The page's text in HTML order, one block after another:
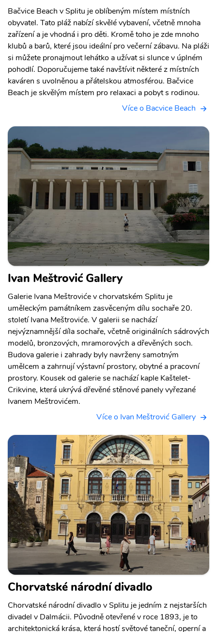
Bačvice Beach v Splitu je oblíbeným místem místních
obyvatel. Tato pláž nabízí skvělé vybavení, včetně mnoha
zařízení a je vhodná i pro děti. Kromě toho je zde mnoho
klubů a barů, které jsou ideální pro večerní zábavu. Na pláži
si můžete pronajmout lehátko a užívat si slunce v úplném
pohodlí. Doporučujeme také navštívit některé z místních
kaváren s uvolněnou a přátelskou atmosférou. Bačvice
Beach je skvělým místem pro relaxaci a pobyt s rodinou.
Více o Bacvice Beach
Ivan Meštrović Gallery
Galerie Ivana Meštroviće v chorvatském Splitu je
uměleckým památníkem zasvěceným dílu sochaře 20.
století Ivana Meštroviće. V galerii se nachází
nejvýznamnější díla sochaře, včetně originálních sádrových
modelů, bronzových, mramorových a dřevěných soch.
Budova galerie i zahrady byly navrženy samotným
umělcem a zahrnují výstavní prostory, obytné a pracovní
prostory. Kousek od galerie se nachází kaple Kaštelet-
Crikvine, která ukrývá dřevěné stěnové panely vyřezané
Ivanem Meštrovićem.
Více o Ivan Meštrović Gallery
Chorvatské národní divadlo
Chorvatské národní divadlo v Splitu je jedním z nejstarších
divadel v Dalmácii. Původně otevřené v roce 1893, je to
architektonická krása, která hostí světové taneční, operní a